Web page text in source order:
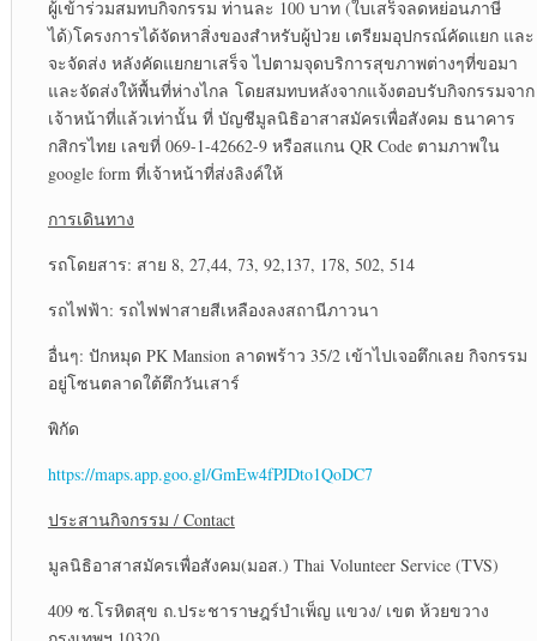
ผู้เข้าร่วมสมทบกิจกรรม ท่านละ 100 บาท (ใบเสร็จลดหย่อนภาษี
ได้)โครงการได้จัดหาสิ่งของสำหรับผู้ป่วย เตรียมอุปกรณ์คัดแยก และ
จะจัดส่ง หลังคัดแยกยาเสร็จ ไปตามจุดบริการสุขภาพต่างๆที่ขอมา
และจัดส่งให้พื้นที่ห่างไกล โดยสมทบหลังจากแจ้งตอบรับกิจกรรมจาก
เจ้าหน้าที่แล้วเท่านั้น ที่ บัญชีมูลนิธิอาสาสมัครเพื่อสังคม ธนาคาร
กสิกรไทย เลขที่ 069-1-42662-9 หรือสแกน QR Code ตามภาพใน
google form ที่เจ้าหน้าที่ส่งลิงค์ให้
การเดินทาง
รถโดยสาร: สาย 8, 27,44, 73, 92,137, 178, 502, 514
รถไฟฟ้า: รถไฟฟาสายสีเหลืองลงสถานีภาวนา
อื่นๆ: ปักหมุด PK Mansion ลาดพร้าว 35/2 เข้าไปเจอตึกเลย กิจกรรม
อยู่โซนตลาดใต้ตึกวันเสาร์
พิกัด
https://maps.app.goo.gl/GmEw4fPJDto1QoDC7
ประสานกิจกรรม / Contact
มูลนิธิอาสาสมัครเพื่อสังคม(มอส.) Thai Volunteer Service (TVS)
409 ซ.โรหิตสุข ถ.ประชาราษฎร์บำเพ็ญ แขวง/ เขต ห้วยขวาง